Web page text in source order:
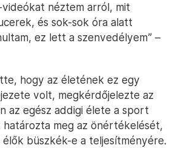
videókat néztem arról, mit
és sok-sok óra alatt
ez lett a szenvedélyem” –
hogy az életének ez egy
volt, megkérdőjelezte az
az egész addigi élete a sport
meg az önértékelését,
büszkék-e a teljesítményére.